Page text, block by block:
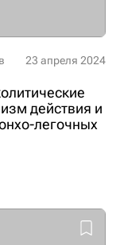
23 апреля 2024
действия и
легочных